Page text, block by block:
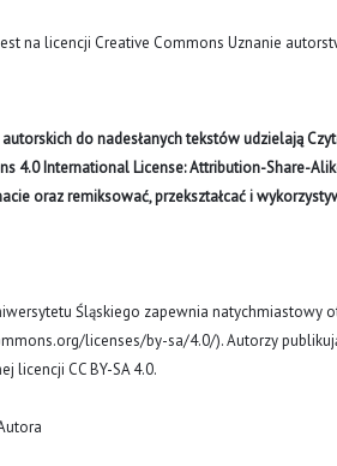
na licencji Creative Commons Uznanie
autorskich do nadesłanych tekstów udzielają
4.0 International License: Attribution-Share-
oraz remiksować, przekształcać i
Śląskiego zapewnia natychmiastowy
licenses/by-sa/4.0/). Autorzy
licencji CC BY-SA 4.0.